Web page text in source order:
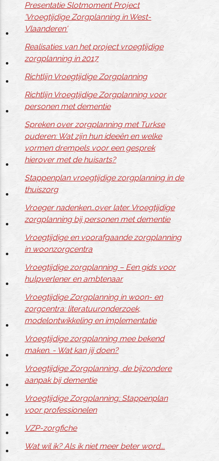
Presentatie Slotmoment Project
'Vroegtijdige Zorgplanning in West-
Vlaanderen'
Realisaties van het project vroegtijdige
zorgplanning in 2017
Richtlijn Vroegtijdige Zorgplanning
Richtlijn Vroegtijdige Zorgplanning voor
personen met dementie
Spreken over zorgplanning met Turkse
ouderen: Wat zijn hun ideeën en welke
vormen drempels voor een gesprek
hierover met de huisarts?
Stappenplan vroegtijdige zorgplanning in de
thuiszorg
Vroeger nadenken…over later. Vroegtijdige
zorgplanning bij personen met dementie
Vroegtijdige en voorafgaande zorgplanning
in woonzorgcentra
Vroegtijdige zorgplanning – Een gids voor
hulpverlener en ambtenaar
Vroegtijdige Zorgplanning in woon- en
zorgcentra: literatuuronderzoek,
modelontwikkeling en implementatie
Vroegtijdige zorgplanning mee bekend
maken. - Wat kan jij doen?
Vroegtijdige Zorgplanning, de bijzondere
aanpak bij dementie
Vroegtijdige Zorgplanning: Stappenplan
voor professionelen
VZP-zorgfiche
Wat wil ik? Als ik niet meer beter word...